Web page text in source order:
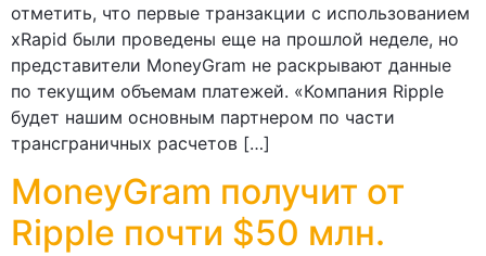
отметить, что первые транзакции с использованием
xRapid были проведены еще на прошлой неделе, но
представители MoneyGram не раскрывают данные
по текущим объемам платежей. «Компания Ripple
будет нашим основным партнером по части
трансграничных расчетов […]
MoneyGram получит от
Ripple почти $50 млн.